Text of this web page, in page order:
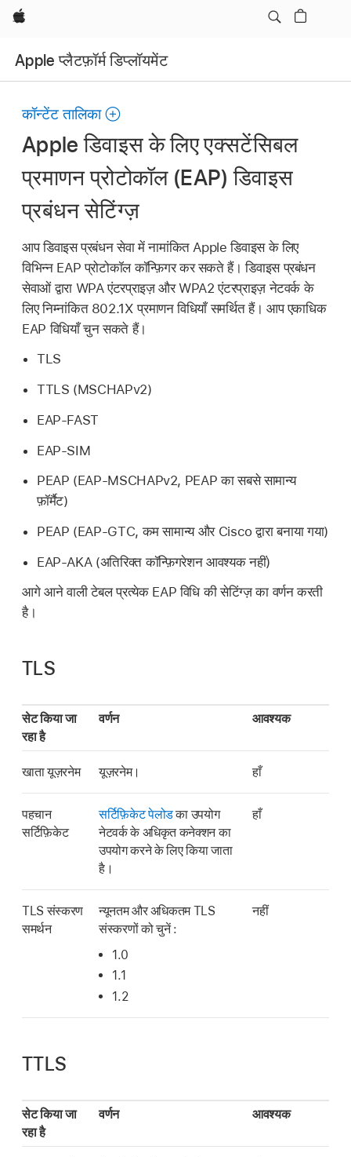
Apple
Apple प्लैटफ़ॉर्म डिप्लॉयमेंट
कॉन्टेंट तालिका
Apple डिवाइस के लिए एक्सटेंसिबल
प्रमाणन प्रोटोकॉल (EAP) डिवाइस
प्रबंधन सेटिंग्ज़
आप डिवाइस प्रबंधन सेवा में नामांकित Apple डिवाइस के लिए
विभिन्न EAP प्रोटोकॉल कॉन्फ़िगर कर सकते हैं। डिवाइस प्रबंधन
सेवाओं द्वारा WPA एंटरप्राइज़ और WPA2 एंटरप्राइज़ नेटवर्क के
लिए निम्नांकित 802.1X प्रमाणन विधियाँ समर्थित हैं। आप एकाधिक
EAP विधियाँ चुन सकते हैं।
TLS
TTLS (MSCHAPv2)
EAP-FAST
EAP-SIM
PEAP (EAP-MSCHAPv2, PEAP का सबसे सामान्य
फ़ॉर्मैट)
PEAP (EAP-GTC, कम सामान्य और Cisco द्वारा बनाया गया)
EAP-AKA (अतिरिक्त कॉन्फ़िगरेशन आवश्यक नहीं)
आगे आने वाली टेबल प्रत्येक EAP विधि की सेटिंग्ज़ का वर्णन करती
है।
TLS
सेट किया जा
रहा है
वर्णन आवश्यक
खाता यूज़रनेम यूज़रनेम। हाँ
पहचान
सर्टिफ़िकेट
सर्टिफ़िकेट पेलोडका उपयोग
नेटवर्क के अधिकृत कनेक्शन का
उपयोग करने के लिए किया जाता
है।
हाँ
TLS संस्करण
समर्थन
न्यूनतम और अधिकतम TLS
संस्करणों को चुनें :
1.0
1.1
1.2
नहीं
TTLS
सेट किया जा
रहा है
वर्णन आवश्यक